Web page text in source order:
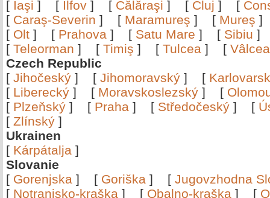
[ Iaşi ] [ Ilfov ] [ Călăraşi ] [ Cluj ] [
[ Caraş-Severin ] [ Maramureş ] [ Mureş
[ Olt ] [ Prahova ] [ Satu Mare ] [ Sibiu
[ Teleorman ] [ Timiş ] [ Tulcea ] [
Czech Republic
[ Jihočeský ] [ Jihomoravský ] [
[ Liberecký ] [ Moravskoslezský ] [
[ Plzeňský ] [ Praha ] [ Středočeský ] [
[ Zlínský ]
Ukrainen
[ Kárpátalja ]
Slovanie
[ Gorenjska ] [ Goriška ] [ Jugovzhodna
[ Notranjsko-kraška ] [ Obalno-kraška ] [